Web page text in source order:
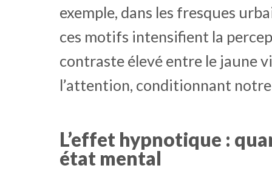
exemple, dans les fresques
ces motifs intensifient la
contraste élevé entre le jaune
l’attention, conditionnant
L’effet hypnotique :
état mental